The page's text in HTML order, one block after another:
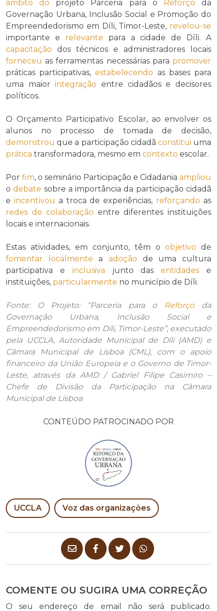
âmbito do projeto Parceria para o Reforço da
Governação Urbana, Inclusão Social e Promoção do
Empreendedorismo em Díli, Timor-Leste, revelou-se
importante e relevante para a cidade de Díli. A
capacitação dos técnicos e administradores locais
forneceu as ferramentas necessárias para promover
práticas participativas,estabelecendo as bases para
uma maiorintegração entre cidadãos e decisores
políticos.
O Orçamento Participativo Escolar, ao envolver os
alunos no processo de tomada de decisão,
demonstrou que a participação cidadã constitui uma
prática transformadora, mesmo em contexto escolar.
Por fim, o seminário Participação e Cidadania ampliou
odebate sobre a importância da participação cidadã
e incentivou a troca de experiências, reforçando as
redes de colaboração entre diferentes instituições
locais e internacionais.
Estas atividades, em conjunto, têm o objetivo de
fomentar
localmente aadoção de uma cultura
participativa e inclusiva junto dasentidades e
instituições, particularmente no município de Díli.
Fonte: O Projeto: “Parceria para o Reforçoda
Governação Urbana, Inclusão Social e
Empreendedorismo em Díli, Timor-Leste”, executado
pela UCCLA, Autoridade Municipal de Díli (AMD) e
Câmara Municipal de Lisboa (CML), com o apoio
financeiro da União Europeia e o Governo de Timor-
Leste, através da AMD / Gabriel Filipe Casimiro –
Chefe de Divisão da Participação na Câmara
Municipal de Lisboa
CONTEÚDO PATROCINADO POR
UCCLA Voz das organizações
COMENTE OU SUGIRA UMA CORREÇÃO
O seu endereço de email não será publicado.